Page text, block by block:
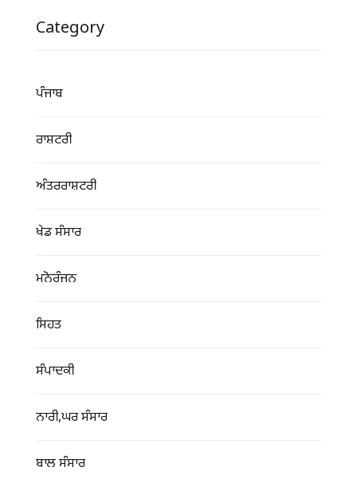
Category
ਪੰਜਾਬ
ਰਾਸ਼ਟਰੀ
ਅੰਤਰਰਾਸ਼ਟਰੀ
ਖੇਡ ਸੰਸਾਰ
ਮਨੋਰੰਜਨ
ਸਿਹਤ
ਸੰਪਾਦਕੀ
ਨਾਰੀ,ਘਰ ਸੰਸਾਰ
ਬਾਲ ਸੰਸਾਰ